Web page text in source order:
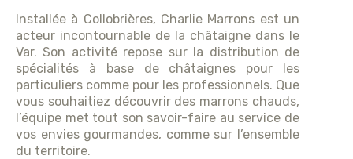
Installée à Collobrières, Charlie Marrons est un
acteur incontournable de la châtaigne dans le
Var. Son activité repose sur la distribution de
spécialités à base de châtaignes pour les
particuliers comme pour les professionnels. Que
vous souhaitiez découvrir des marrons chauds,
l’équipe met tout son savoir-faire au service de
vos envies gourmandes, comme sur l’ensemble
du territoire.